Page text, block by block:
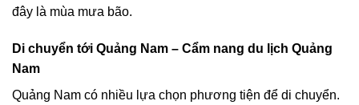
đây là mùa mưa bão.
Di chuyển tới Quảng Nam – Cẩm nang du lịch Quảng
Nam
Quảng Nam có nhiều lựa chọn phương tiện để di chuyển.